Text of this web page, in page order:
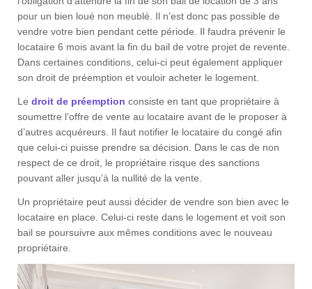
pour un bien loué non meublé. Il n’est donc pas possible de
vendre votre bien pendant cette période. Il faudra prévenir le
locataire 6 mois avant la fin du bail de votre projet de revente.
Dans certaines conditions, celui-ci peut également appliquer
son droit de préemption et vouloir acheter le logement.
Le droit de préemption consiste en tant que propriétaire à
soumettre l’offre de vente au locataire avant de le proposer à
d’autres acquéreurs. Il faut notifier le locataire du congé afin
que celui-ci puisse prendre sa décision. Dans le cas de non
respect de ce droit, le propriétaire risque des sanctions
pouvant aller jusqu’à la nullité de la vente.
Un propriétaire peut aussi décider de vendre son bien avec le
locataire en place. Celui-ci reste dans le logement et voit son
bail se poursuivre aux mêmes conditions avec le nouveau
propriétaire.